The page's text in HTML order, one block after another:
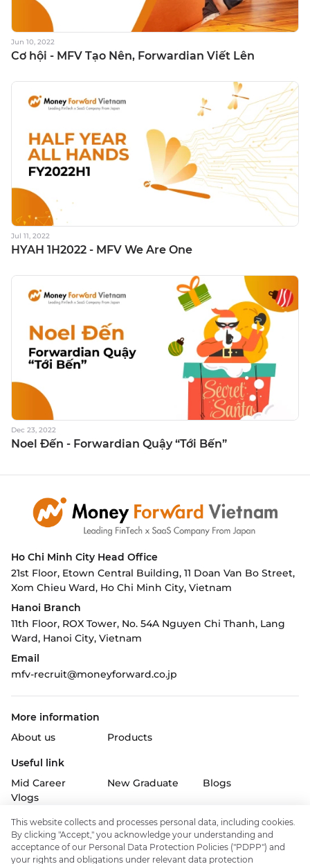
Jun 10, 2022
Cơ hội - MFV Tạo Nên, Forwardian Viết Lên
Jul 11, 2022
HYAH 1H2022 - MFV We Are One
Dec 23, 2022
Noel Đến - Forwardian Quậy “Tới Bến”
Ho Chi Minh City Head Office
21st Floor, Etown Central Building, 11 Doan Van Bo Street,
Xom Chieu Ward, Ho Chi Minh City, Vietnam
Hanoi Branch
11th Floor, ROX Tower, No. 54A Nguyen Chi Thanh, Lang
Ward, Hanoi City, Vietnam
Email
mfv-recruit@moneyforward.co.jp
More information
About us
Products
Useful link
Mid Career
New Graduate
Blogs
Vlogs
Follow us on
This website collects and processes personal data, including cookies.
By clicking "Accept," you acknowledge your understanding and
acceptance of our Personal Data Protection Policies ("PDPP") and
your rights and obligations under relevant data protection